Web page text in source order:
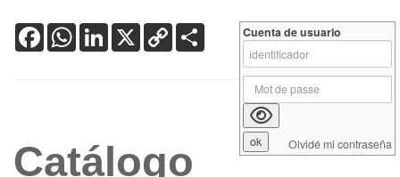
FacebookWhatsApp
LinkedIn
X Copy
Link
Catálogo
Cuenta de usuario
Olvidé mi contraseña